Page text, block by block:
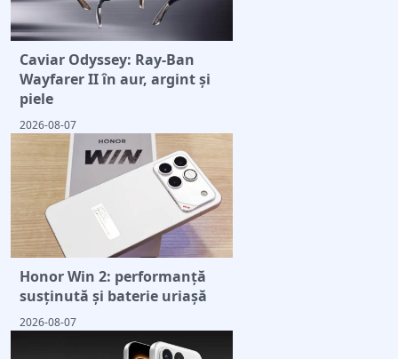
Caviar Odyssey: Ray-Ban
Wayfarer II în aur, argint și
piele
2026-08-07
Honor Win 2: performanță
susținută și baterie uriașă
2026-08-07